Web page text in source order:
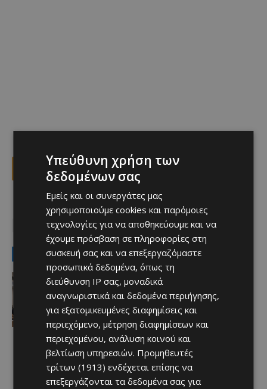
X
Top ΕΘΝΙΚΗ ΚΡΟΑΤΙΑΣ ΛΟΥΚΑ ΜΟΝΤΡΙΤΣ
ΜΙΣΛΑΒ ΟΡΣΙΤΣ ΜΟΥΝΤΙΑΛ 2026
LATEST NEWS
Αθλητικά - Επικαιρότητα
Πότε θα διεξαχθεί το Super Cup –
Όλες οι πληροφορίες
Afentiko - 10/08/2026
Υπεύθυνη χρήση των
δεδομένων σας
Εμείς και οι συνεργάτες μας
χρησιμοποιούμε cookies και παρόμοιες
τεχνολογίες για να αποθηκεύουμε και να
έχουμε πρόσβαση σε πληροφορίες στη
συσκευή σας και να επεξεργαζόμαστε
προσωπικά δεδομένα, όπως τη
διεύθυνση IP σας, μοναδικά
αναγνωριστικά και δεδομένα περιήγησης,
για εξατομικευμένες διαφημίσεις και
περιεχόμενο, μέτρηση διαφημίσεων και
περιεχομένου, ανάλυση κοινού και
βελτίωση υπηρεσιών. Προμηθευτές
τρίτων (1913) ενδέχεται επίσης να
επεξεργάζονται τα δεδομένα σας για